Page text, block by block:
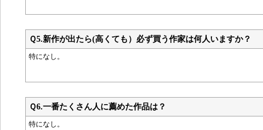
Ｑ5.新作が出たら(高くても）必ず買う作家は何人いますか？
特になし。
Ｑ6.一番たくさん人に薦めた作品は？
特になし。